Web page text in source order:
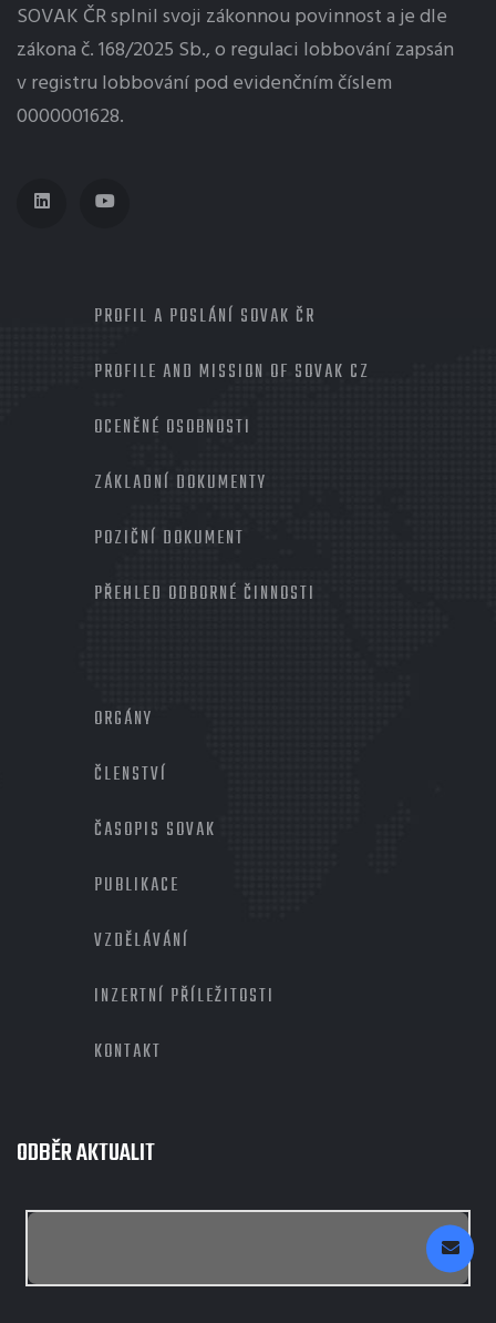
SOVAK ČR splnil svoji zákonnou povinnost a je dle
zákona č. 168/2025 Sb., o regulaci lobbovánízapsán
v registru lobbování pod evidenčním číslem
0000001628.
PROFIL A POSLÁNÍ SOVAK ČR
PROFILE AND MISSION OF SOVAK CZ
OCENĚNÉ OSOBNOSTI
ZÁKLADNÍ DOKUMENTY
POZIČNÍ DOKUMENT
PŘEHLED ODBORNÉ ČINNOSTI
ORGÁNY
ČLENSTVÍ
ČASOPIS SOVAK
PUBLIKACE
VZDĚLÁVÁNÍ
INZERTNÍ PŘÍLEŽITOSTI
KONTAKT
ODBĚR AKTUALIT